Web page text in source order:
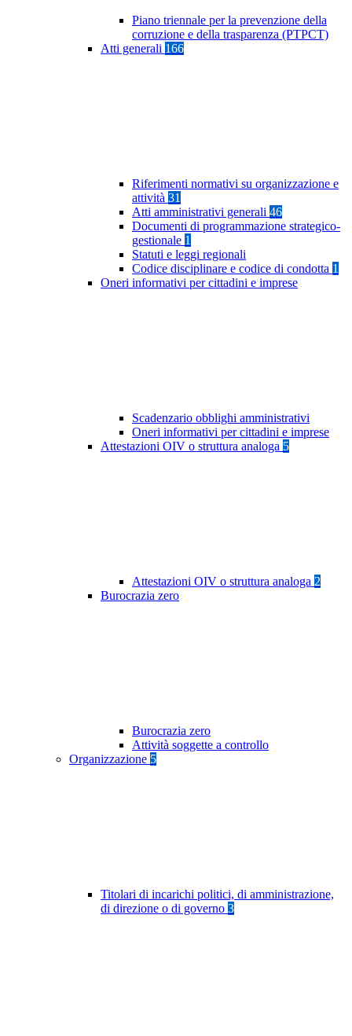
Piano triennale per la prevenzione della
corruzione e della trasparenza (PTPCT)
Atti generali 166
Riferimenti normativi su organizzazione e
attività 31
Atti amministrativi generali 46
Documenti di programmazione strategico-
gestionale 1
Statuti e leggi regionali
Codice disciplinare e codice di condotta 1
Oneri informativi per cittadini e imprese
Scadenzario obblighi amministrativi
Oneri informativi per cittadini e imprese
Attestazioni OIV o struttura analoga 5
Attestazioni OIV o struttura analoga 2
Burocrazia zero
Burocrazia zero
Attività soggette a controllo
Organizzazione 5
Titolari di incarichi politici, di amministrazione,
di direzione o di governo 3